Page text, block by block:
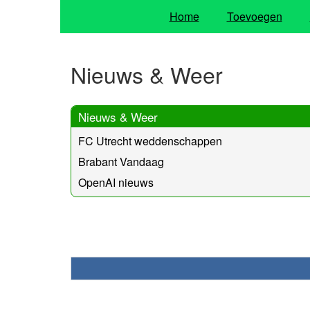
Home Toevoegen
Nieuws & Weer
Nieuws & Weer
FC Utrecht weddenschappen
Brabant Vandaag
OpenAI nieuws